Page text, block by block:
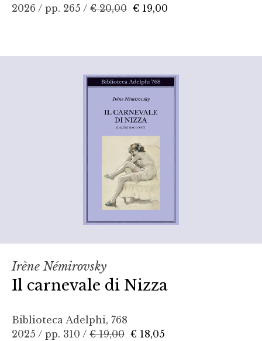
2026 / pp. 265 / € 20,00 € 19,00
Irène Némirovsky
Il carnevale di Nizza
Biblioteca Adelphi, 768
2025 / pp. 310 / € 19,00 € 18,05